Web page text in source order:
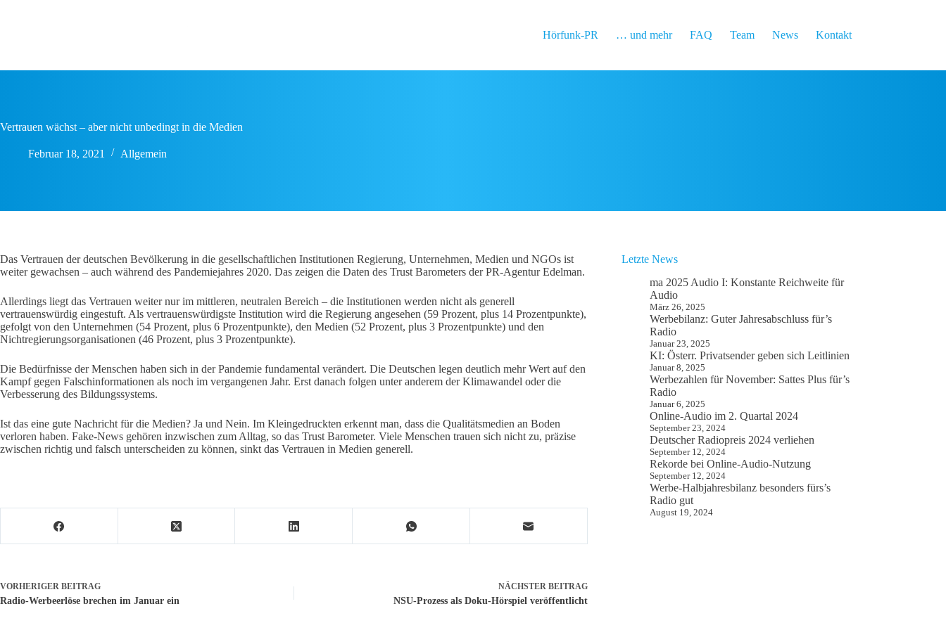
Hörfunk-PR … und mehr FAQ Team News Kontakt
Vertrauen wächst – aber nicht unbedingt in die Medien
Februar 18, 2021 Allgemein
Das Vertrauen der deutschen Bevölkerung in die gesellschaftlichen Institutionen Regierung, Unternehmen, Medien und NGOs ist
weiter gewachsen – auch während des Pandemiejahres 2020. Das zeigen die Daten des Trust Barometers der PR-Agentur Edelman.
Allerdings liegt das Vertrauen weiter nur im mittleren, neutralen Bereich – die Institutionen werden nicht als generell
vertrauenswürdig eingestuft. Als vertrauenswürdigste Institution wird die Regierung angesehen (59 Prozent, plus 14 Prozentpunkte),
gefolgt von den Unternehmen (54 Prozent, plus 6 Prozentpunkte), den Medien (52 Prozent, plus 3 Prozentpunkte) und den
Nichtregierungsorganisationen (46 Prozent, plus 3 Prozentpunkte).
Die Bedürfnisse der Menschen haben sich in der Pandemie fundamental verändert. Die Deutschen legen deutlich mehr Wert auf den
Kampf gegen Falschinformationen als noch im vergangenen Jahr. Erst danach folgen unter anderem der Klimawandel oder die
Verbesserung des Bildungssystems.
Ist das eine gute Nachricht für die Medien? Ja und Nein. Im Kleingedruckten erkennt man, dass die Qualitätsmedien an Boden
verloren haben. Fake-News gehören inzwischen zum Alltag, so das Trust Barometer. Viele Menschen trauen sich nicht zu, präzise
zwischen richtig und falsch unterscheiden zu können, sinkt das Vertrauen in Medien generell.
VORHERIGER BEITRAG
Radio-Werbeerlöse brechen im Januar ein
NÄCHSTER BEITRAG
NSU-Prozess als Doku-Hörspiel veröffentlicht
Letzte News
ma 2025 Audio I: Konstante Reichweite für
Audio
März 26, 2025
Werbebilanz: Guter Jahresabschluss für’s
Radio
Januar 23, 2025
KI: Österr. Privatsender geben sich Leitlinien
Januar 8, 2025
Werbezahlen für November: Sattes Plus für’s
Radio
Januar 6, 2025
Online-Audio im 2. Quartal 2024
September 23, 2024
Deutscher Radiopreis 2024 verliehen
September 12, 2024
Rekorde bei Online-Audio-Nutzung
September 12, 2024
Werbe-Halbjahresbilanz besonders fürs’s
Radio gut
August 19, 2024